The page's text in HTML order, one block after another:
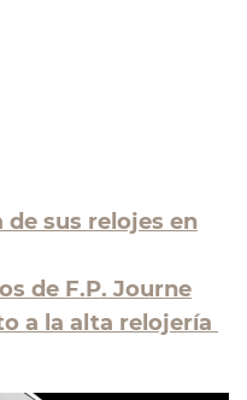
sus relojes en
de F.P. Journe
a la alta relojería